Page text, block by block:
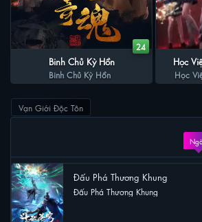
24
Binh Chủ Kỳ Hồn
Binh Chủ Kỳ Hồn
Học
Học
Vạn Giới Độc Tôn
Đấu Phá Thương Khung
Đấu Phá Thương Khung